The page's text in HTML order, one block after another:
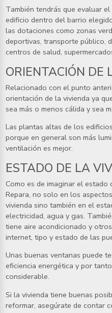
También tendrás que evaluar
edificio dentro del barrio
las dotaciones como zonas
deportivas, transporte público,
centros de salud,
ORIENTACIÓN DE
Relacionado con el punto
orientación de la vivienda ya
sea más o menos cálida y sea
Las plantas altas de los
porque en general son más
ventilación es mejor.
ESTADO DE LA
Como es de imaginar el
Repara, no solo en los
vivienda sino también en el
electricidad, agua y gas.
tiene aire acondicionado y
internet, tipo y estado de las
Unas buenas ventanas puede
eficiencia energética y por
considerable.
Si la vivienda tiene buenas
reformar, asegúrate de contar